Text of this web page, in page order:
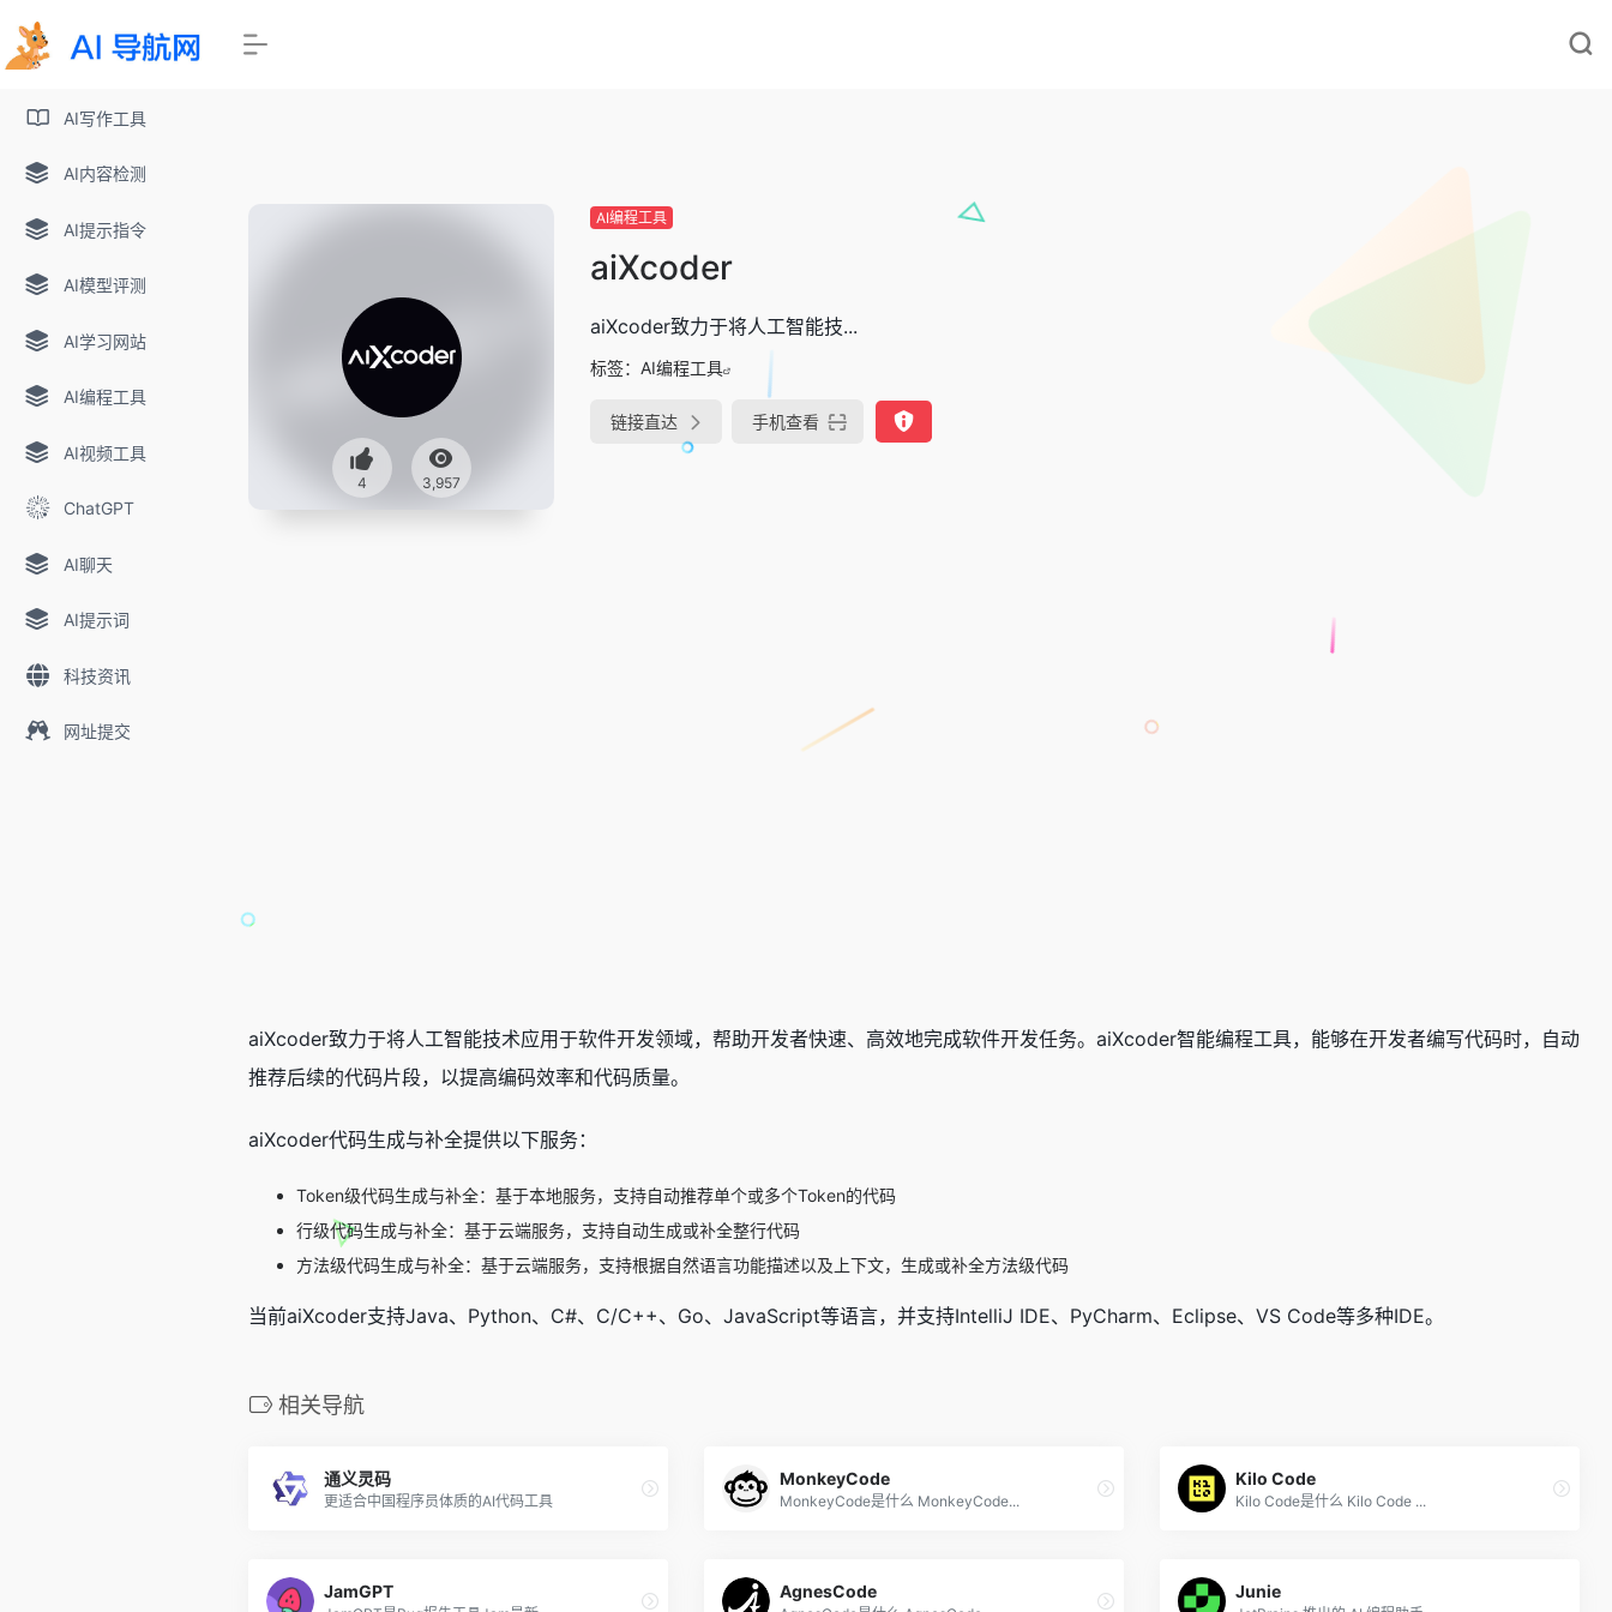
AI写作工具
AI内容检测
AI提示指令
AI模型评测
AI学习网站
AI编程工具
AI视频工具
ChatGPT
AI聊天
AI提示词
科技资讯
网址提交
4 3,957
AI编程工具
aiXcoder
aiXcoder致力于将人工智能技...
标签： AI编程工具
链接直达 手机查看
aiXcoder致力于将人工智能技术应用于软件开发领域，帮助开发者快速、高效地完成软件开发任务。aiXcoder智能编程工具，能够在开发者编写代码时，自动
推荐后续的代码片段，以提高编码效率和代码质量。
aiXcoder代码生成与补全提供以下服务：
Token级代码生成与补全：基于本地服务，支持自动推荐单个或多个Token的代码
行级代码生成与补全：基于云端服务，支持自动生成或补全整行代码
方法级代码生成与补全：基于云端服务，支持根据自然语言功能描述以及上下文，生成或补全方法级代码
当前aiXcoder支持Java、Python、C#、C/C++、Go、JavaScript等语言，并支持IntelliJ IDE、PyCharm、Eclipse、VS Code等多种IDE。
相关导航
通义灵码
更适合中国程序员体质的AI代码工具
MonkeyCode
MonkeyCode是什么 MonkeyCode...
Kilo Code
Kilo Code是什么 Kilo Code ...
JamGPT AgnesCode Junie